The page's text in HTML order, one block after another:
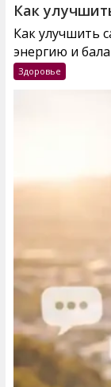
Как
Как улучшить
энергию и
Здоровье